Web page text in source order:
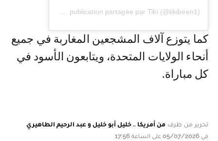
Une publication partagée par Tiki (@tikibeen1)
كما يتوزع آلاف المشجعين المغاربة في جميع
أنحاء الولايات المتحدة، ويتابعون الأسود في
كل مباراة.
تحرير من طرف من أمريكا .. خليل أبو خليل و عبد الرحيم الطاهيري
في 05/07/2026 على الساعة 17:56